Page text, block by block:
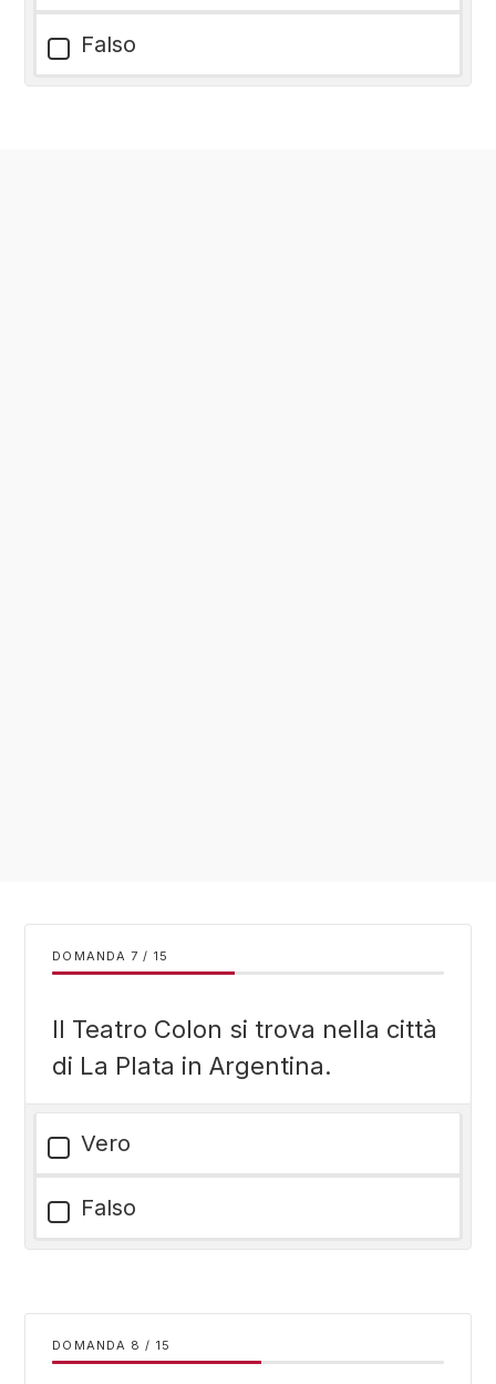
Falso
DOMANDA / 15
Il Teatro Colon si trova nella città
di La Plata in Argentina.
Vero
Falso
DOMANDA / 15